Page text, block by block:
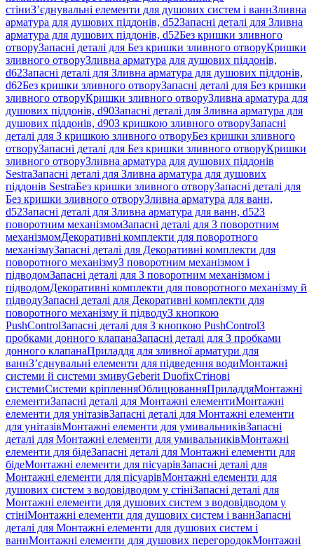
стіниЗ’єднувальні елементи для душових систем і ваннЗливна
арматура для душових піддонів, d52Запасні деталі для Зливна
арматура для душових піддонів, d52Без кришки зливного
отворуЗапасні деталі для Без кришки зливного отворуКришки
зливного отворуЗливна арматура для душових піддонів,
d62Запасні деталі для Зливна арматура для душових піддонів,
d62Без кришки зливного отворуЗапасні деталі для Без кришки
зливного отворуКришки зливного отворуЗливна арматура для
душових піддонів, d90Запасні деталі для Зливна арматура для
душових піддонів, d90З кришкою зливного отворуЗапасні
деталі для З кришкою зливного отворуБез кришки зливного
отворуЗапасні деталі для Без кришки зливного отворуКришки
зливного отворуЗливна арматура для душових піддонів
SestraЗапасні деталі для Зливна арматура для душових
піддонів SestraБез кришки зливного отворуЗапасні деталі для
Без кришки зливного отворуЗливна арматура для ванн,
d52Запасні деталі для Зливна арматура для ванн, d52З
поворотним механізмомЗапасні деталі для З поворотним
механізмомДекоративні комплекти для поворотного
механізмуЗапасні деталі для Декоративні комплекти для
поворотного механізмуЗ поворотним механізмом і
підводомЗапасні деталі для З поворотним механізмом і
підводомДекоративні комплекти для поворотного механізму й
підводуЗапасні деталі для Декоративні комплекти для
поворотного механізму й підводуЗ кнопкою
PushControlЗапасні деталі для З кнопкою PushControlЗ
пробками донного клапанаЗапасні деталі для З пробками
донного клапанаПриладдя для зливної арматури для
ваннЗ’єднувальні елементи для підведення водиМонтажні
системи й системи змивуGeberit DuofixСтінові
системиСистеми кріпленняОблицюванняПриладдяМонтажні
елементиЗапасні деталі для Монтажні елементиМонтажні
елементи для унітазівЗапасні деталі для Монтажні елементи
для унітазівМонтажні елементи для умивальниківЗапасні
деталі для Монтажні елементи для умивальниківМонтажні
елементи для бідеЗапасні деталі для Монтажні елементи для
бідеМонтажні елементи для пісуарівЗапасні деталі для
Монтажні елементи для пісуарівМонтажні елементи для
душових систем з водовідводом у стініЗапасні деталі для
Монтажні елементи для душових систем з водовідводом у
стініМонтажні елементи для душових систем і ваннЗапасні
деталі для Монтажні елементи для душових систем і
ваннМонтажні елементи для душових перегородокМонтажні